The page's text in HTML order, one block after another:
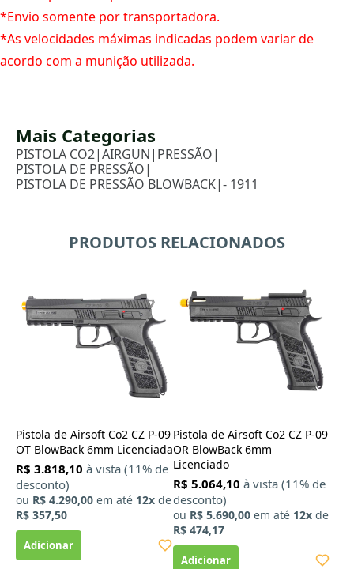
*Envio somente por transportadora.
*As velocidades máximas indicadas podem variar de
acordo com a munição utilizada.
Mais Categorias
PISTOLA CO2|AIRGUN| PRESSÃO|
PISTOLA DE PRESSÃO|
PISTOLA DE PRESSÃO BLOWBACK|- 1911
PRODUTOS RELACIONADOS
Pistola de Airsoft Co2 CZ P-09
OT BlowBack 6mm Licenciada
R$ 3.818,10 à vista (11% de
desconto)
ou R$ 4.290,00 em até 12x de
R$ 357,50
Pistola de Airsoft Co2 CZ P-09
OR BlowBack 6mm
Licenciado
R$ 5.064,10 à vista (11% de
desconto)
ou R$ 5.690,00 em até 12x de
R$ 474,17